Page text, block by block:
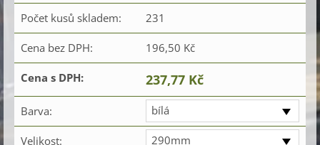
Počet kusů skladem: 231
Cena bez DPH: 196,50 Kč
Cena s DPH: 237,77 Kč
Barva: bílá
Velikost: 290mm